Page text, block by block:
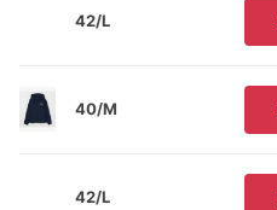
42/L
40/M
42/L